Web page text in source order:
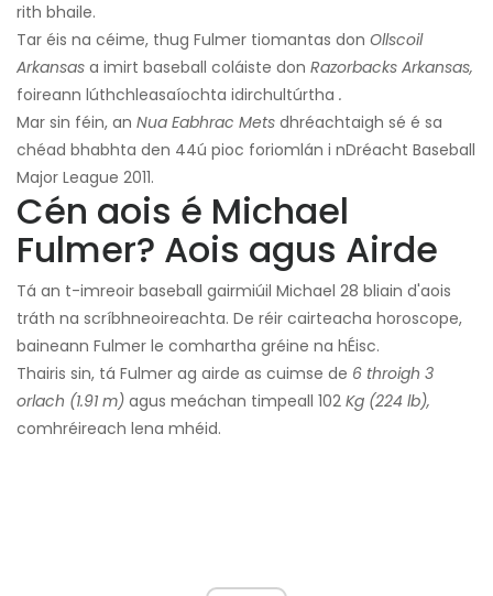
rith bhaile.
Tar éis na céime, thug Fulmer tiomantas don Ollscoil
Arkansas a imirt baseball coláiste don Razorbacks Arkansas,
foireann lúthchleasaíochta idirchultúrtha .
Mar sin féin, an Nua Eabhrac Mets dhréachtaigh sé é sa
chéad bhabhta den 44ú pioc foriomlán i nDréacht Baseball
Major League 2011.
Cén aois é Michael
Fulmer? Aois agus Airde
Tá an t-imreoir baseball gairmiúil Michael 28 bliain d'aois
tráth na scríbhneoireachta. De réir cairteacha horoscope,
baineann Fulmer le comhartha gréine na hÉisc.
Thairis sin, tá Fulmer ag airde as cuimse de 6 throigh 3
orlach (1.91 m) agus meáchan timpeall 102 Kg (224 lb),
comhréireach lena mhéid.